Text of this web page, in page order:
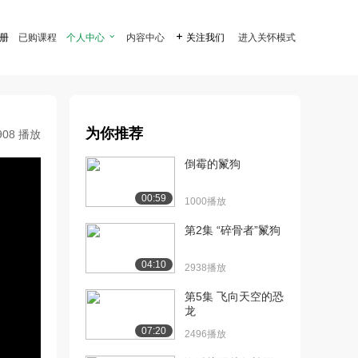
已购课程 个人中心  内容中心  关注我们 进入关怀模式
播放 为你推荐
00:59
倒霉的鬣狗
1000播放
04:10
第2集 “碎骨者”鬣狗
2938播放
07:20
第5集 飞向天空的恐
龙
2496播放